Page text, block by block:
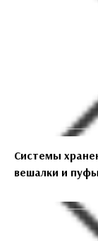
Системы
вешалки и